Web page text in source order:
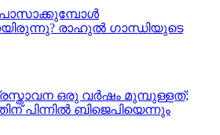
രാഹുല്‍ ഗാന്ധിയുടെ
ഒരു വര്‍ഷം മുമ്പുള്ളത്;
പിന്നില്‍ ബിജെപിയെന്നും